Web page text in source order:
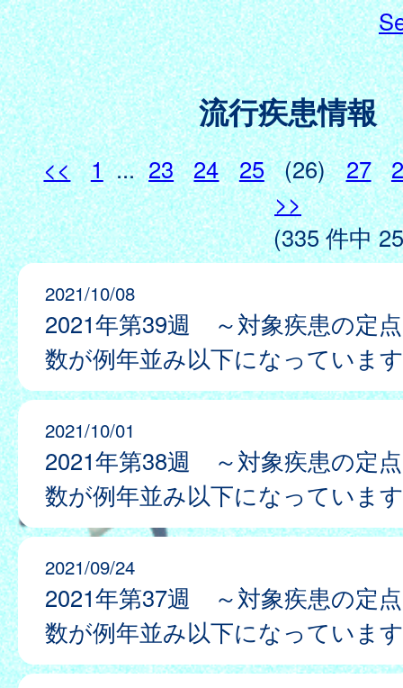
流行疾患情報
<< 1 ... 23 24 25 (26) 27
>>
(335 件中
2021/10/08
2021年第39週 ～対象疾患の定
数が例年並み以下になっていま
2021/10/01
2021年第38週 ～対象疾患の定
数が例年並み以下になっていま
2021/09/24
2021年第37週 ～対象疾患の定
数が例年並み以下になっていま